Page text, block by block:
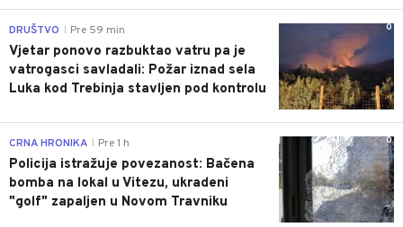
0
DRUŠTVO Pre 59 min
Vjetar ponovo razbuktao vatru pa je
vatrogasci savladali: Požar iznad sela
Luka kod Trebinja stavljen pod kontrolu
0
CRNA HRONIKA Pre 1 h
Policija istražuje povezanost: Bačena
bomba na lokal u Vitezu, ukradeni
"golf" zapaljen u Novom Travniku